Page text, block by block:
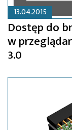
13.04.2015
Dostęp do
w
3.0